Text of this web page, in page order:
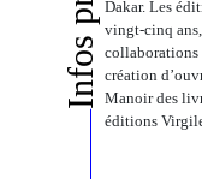
Dakar. Les
vingt-cinq
collaborations
création
Manoir des
éditions